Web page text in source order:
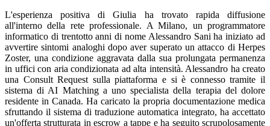
L'esperienza positiva di Giulia ha trovato rapida diffusione
all'interno della rete professionale. A Milano, un programmatore
informatico di trentotto anni di nome Alessandro Sani ha iniziato ad
avvertire sintomi analoghi dopo aver superato un attacco di Herpes
Zoster, una condizione aggravata dalla sua prolungata permanenza
in uffici con aria condizionata ad alta intensità. Alessandro ha creato
una Consult Request sulla piattaforma e si è connesso tramite il
sistema di AI Matching a uno specialista della terapia del dolore
residente in Canada. Ha caricato la propria documentazione medica
sfruttando il sistema di traduzione automatica integrato, ha accettato
un'offerta strutturata in escrow a tappe e ha seguito scrupolosamente